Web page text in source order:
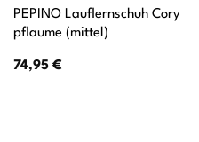
PEPINO Lauflernschuh Cory
pflaume (mittel)
74,95 €